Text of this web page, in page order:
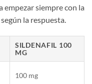
empezar siempre con la
la respuesta.
SILDENAFIL 100
MG
100 mg